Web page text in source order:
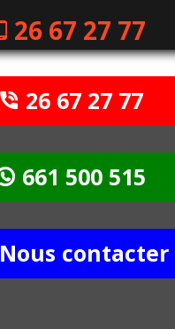
26 67 27 77
26 67 27 77
661 500 515
Nous contacter